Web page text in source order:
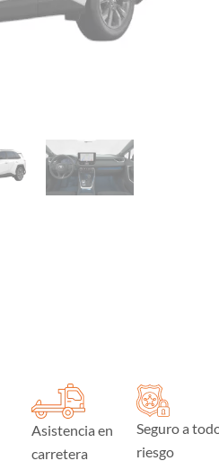
Asistencia en
carretera
Seguro a
riesgo